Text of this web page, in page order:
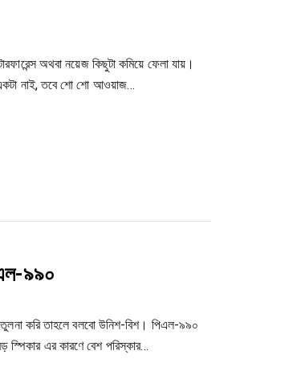
অথবা নয়েজ কিছুটা কমিয়ে ফেলা যায়।
একটা নাই, তবে শো শো আওয়াজ…
৯৯০
করি তাহলে বলবো উনিশ-বিশ। পিএল-৯৯০
স্পিকার এর কারণে বেশ পরিস্কার…